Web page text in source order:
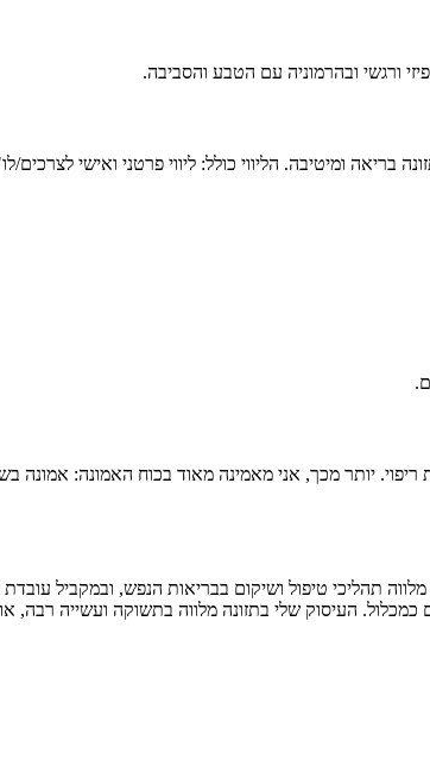
ורגשי ובהרמוניה עם הטבע והסביבה.
בריאה ומיטיבה. הליווי כולל: ליווי פרטני ואישי
יותר מכך, אני מאמינה מאוד בכוח האמונה: אמונה
תהליכי טיפול ושיקום בבריאות הנפש, ובמקביל
כמכלול. העיסוק שלי בתזונה מלווה בתשוקה ועשייה